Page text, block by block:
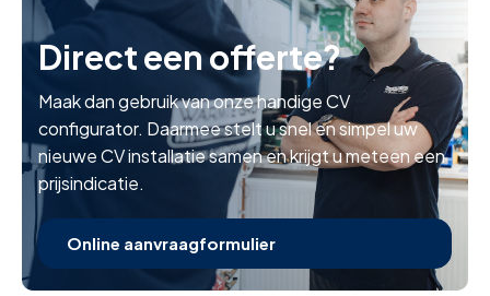
Direct een offerte?
Maak dan gebruik van onze handige CV
configurator. Daarmee stelt u snel en simpel uw
nieuwe CV installatie samen en krijgt u meteen een
prijsindicatie.
Online aanvraagformulier